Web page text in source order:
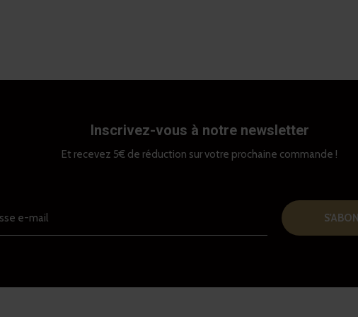
Inscrivez-vous à notre newsletter
Et recevez 5€ de réduction sur votre prochaine commande !